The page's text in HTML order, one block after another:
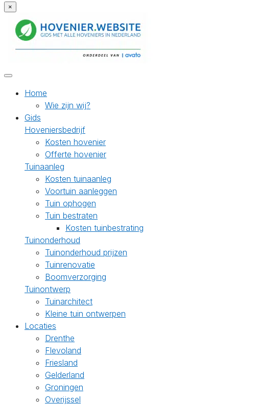
×
Home
Wie zijn wij?
Gids
Hoveniersbedrijf
Kosten hovenier
Offerte hovenier
Tuinaanleg
Kosten tuinaanleg
Voortuin aanleggen
Tuin ophogen
Tuin bestraten
Kosten tuinbestrating
Tuinonderhoud
Tuinonderhoud prijzen
Tuinrenovatie
Boomverzorging
Tuinontwerp
Tuinarchitect
Kleine tuin ontwerpen
Locaties
Drenthe
Flevoland
Friesland
Gelderland
Groningen
Overijssel